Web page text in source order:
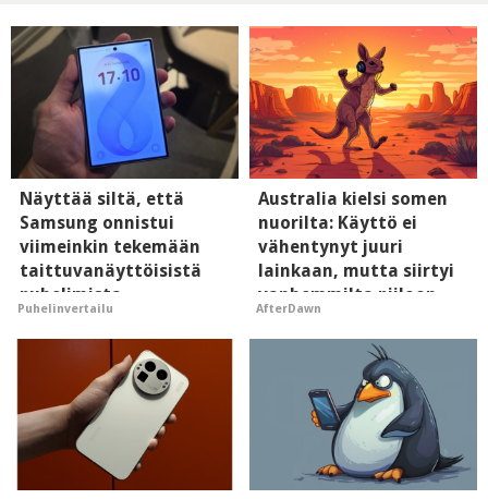
Näyttää siltä, että
Samsung onnistui
viimeinkin tekemään
taittuvanäyttöisistä
puhelimista
supersuosittuja
Puhelinvertailu
Australia kielsi somen
nuorilta: Käyttö ei
vähentynyt juuri
lainkaan, mutta siirtyi
vanhemmilta piiloon
AfterDawn